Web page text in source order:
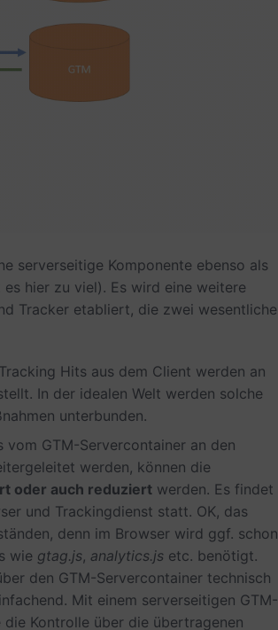
serverseitige Komponente ebenso als
hier zu viel). Es wird eine weitere
Tracker etabliert, die zwei wesentliche
Hits aus dem Client werden an
In der idealen Welt werden solche
unterbunden.
vom GTM-Servercontainer an den
werden, können die
oder auch reduziert werden. Es findet
und Trackingdienst statt. OK, das
denn im Browser wird ggf. schon
wie gtag.js, analytics.js etc. benötigt.
den GTM-Servercontainer technisch
Mit einem serverseitigen GTM-
Kontrolle über die übertragenen